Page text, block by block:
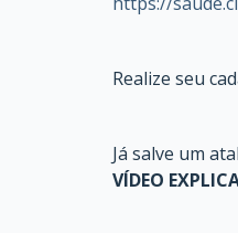
Realize seu
Já salve um
VÍDEO